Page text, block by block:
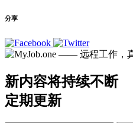
分享
新内容将持续不断
定期更新